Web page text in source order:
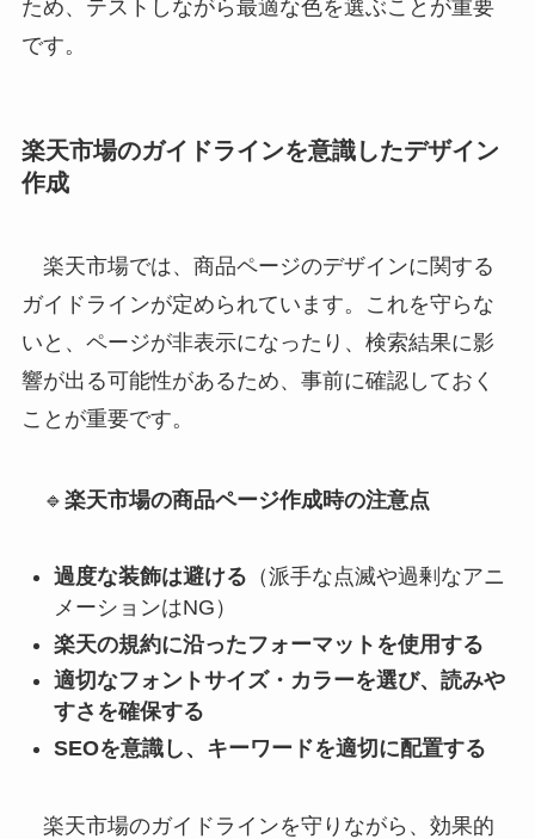
ため、テストしながら最適な色を選ぶことが重要
です。
楽天市場のガイドラインを意識したデザイン
作成
楽天市場では、商品ページのデザインに関する
ガイドラインが定められています。これを守らな
いと、ページが非表示になったり、検索結果に影
響が出る可能性があるため、事前に確認しておく
ことが重要です。
🔹 楽天市場の商品ページ作成時の注意点
過度な装飾は避ける （派手な点滅や過剰なアニ
メーションはNG）
楽天の規約に沿ったフォーマットを使用する
適切なフォントサイズ・カラーを選び、読みや
すさを確保する
SEOを意識し、キーワードを適切に配置する
楽天市場のガイドラインを守りながら、効果的